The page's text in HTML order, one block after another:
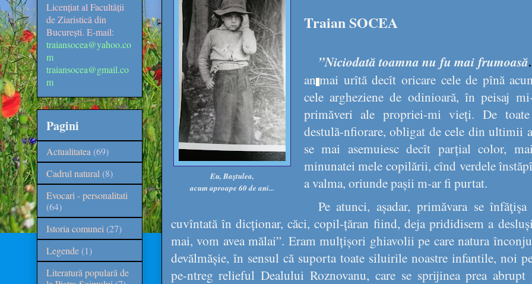
Eu, Baştulea,
acum aproape 60 de ani...
Traian SOCEA
”Niciodată toamna nu fu mai frumoasă
an mai urîtă decît oricare cele de pînă
cele argheziene de odinioară, în peisaj
primăveri ale propriei-mi vieți. De
destulă-nfiorare, obligat de cele din ultimii
se mai asemuiesc decît parțial color,
minunatei mele copilării, cînd verdele
a valma, oriunde pașii m-ar fi purtat.
Pe atunci, așadar, primăvara se
cuvîntată în dicționar, căci, copil-țăran fiind, deja prididisem a
mai, vom avea mălai”. Eram mulțișori ghiavolii pe care natura
devălmășie, în sensul că suporta toate siluirile noastre infantile, noi
pe-ntreg relieful Dealului Roznovanu, care se sprijinea prea
Licențiat al Facultății
de Ziaristică din
București. E-mail:
traiansocea@yahoo.co
m
traiansocea@gmail.co
m
Pagini
Actualitatea (69)
Cadrul natural (8)
Evocari - personalitati
(64)
Istoria comunei (27)
Legende (1)
Literatură populară de